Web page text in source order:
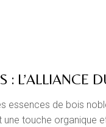
: L’ALLIANCE
essences de bois
touche organique